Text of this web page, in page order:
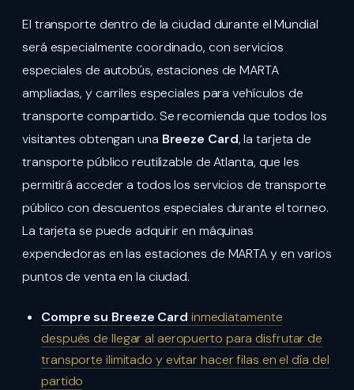
El transporte dentro de la ciudad durante el Mundial
será especialmente coordinado, con servicios
especiales de autobús, estaciones de MARTA
ampliadas, y carriles especiales para vehículos de
transporte compartido. Se recomienda que todos los
visitantes obtengan una Breeze Card, la tarjeta de
transporte público reutilizable de Atlanta, que les
permitirá acceder a todos los servicios de transporte
público con descuentos especiales durante el torneo.
La tarjeta se puede adquirir en máquinas
expendedoras en las estaciones de MARTA y en varios
puntos de venta en la ciudad.
Compre su Breeze Card inmediatamente
después de llegar al aeropuerto para disfrutar de
transporte ilimitado y evitar hacer filas en el día del
partido